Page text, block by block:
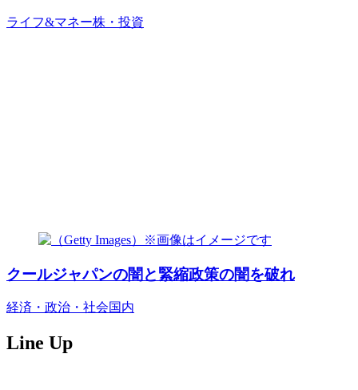
ライフ&マネー株・投資
クールジャパンの闇と緊縮政策の闇を破れ
経済・政治・社会国内
Line Up